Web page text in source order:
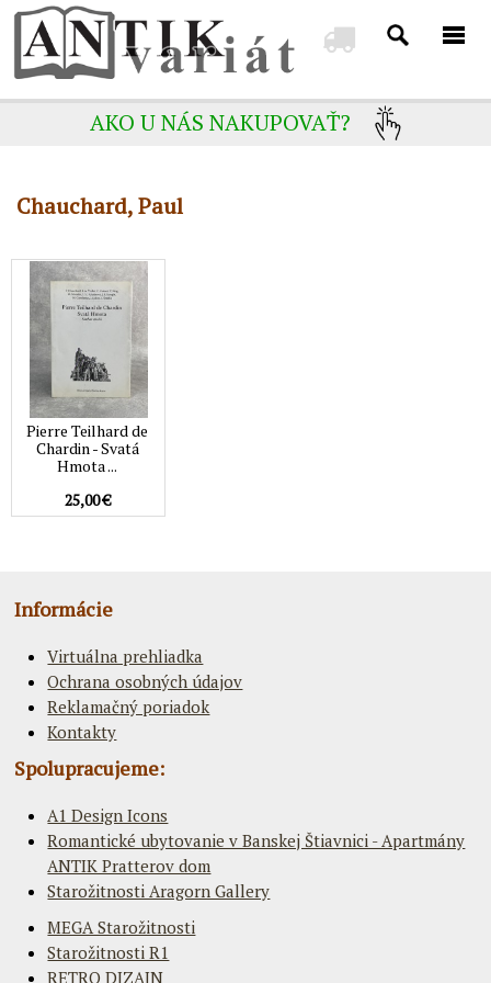
AKO U NÁS NAKUPOVAŤ?
Chauchard, Paul
Pierre Teilhard de
Chardin - Svatá
Hmota ...
25,00 €
Informácie
Virtuálna prehliadka
Ochrana osobných údajov
Reklamačný poriadok
Kontakty
Spolupracujeme:
A1 Design Icons
Romantické ubytovanie v Banskej Štiavnici - Apartmány
ANTIK Pratterov dom
Starožitnosti Aragorn Gallery
MEGA Starožitnosti
Starožitnosti R1
RETRO DIZAJN